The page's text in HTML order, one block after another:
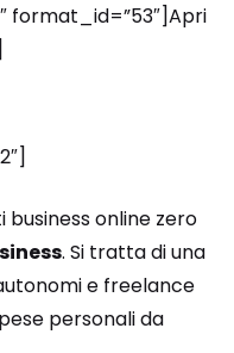
format_id=”53″]Apri
online zero
. Si tratta di una
e freelance
personali da